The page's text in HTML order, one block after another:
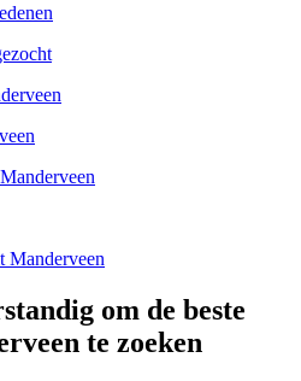
Manderveen
om de beste
te zoeken